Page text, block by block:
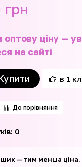
грн
ціну —
на сайті
в 1
До порівняння
0
— тим менша